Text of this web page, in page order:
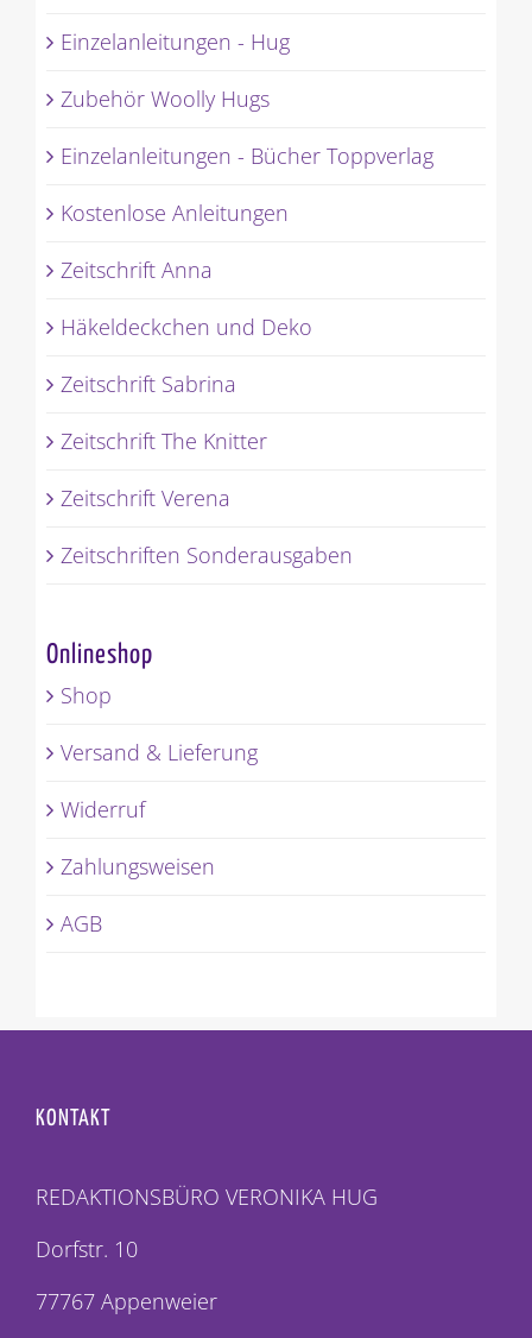
Einzelanleitungen - Hug
Zubehör Woolly Hugs
Einzelanleitungen - Bücher Toppverlag
Kostenlose Anleitungen
Zeitschrift Anna
Häkeldeckchen und Deko
Zeitschrift Sabrina
Zeitschrift The Knitter
Zeitschrift Verena
Zeitschriften Sonderausgaben
Onlineshop
Shop
Versand & Lieferung
Widerruf
Zahlungsweisen
AGB
KONTAKT
REDAKTIONSBÜRO VERONIKA HUG
Dorfstr. 10
77767 Appenweier